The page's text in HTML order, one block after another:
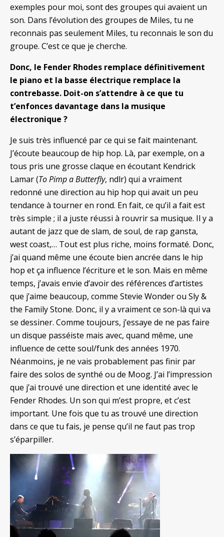
exemples pour moi, sont des groupes qui avaient un
son. Dans l’évolution des groupes de Miles, tu ne
reconnais pas seulement Miles, tu reconnais le son du
groupe. C’est ce que je cherche.
Donc, le Fender Rhodes remplace définitivement
le piano et la basse électrique remplace la
contrebasse. Doit-on s’attendre à ce que tu
t’enfonces davantage dans la musique
électronique ?
Je suis très influencé par ce qui se fait maintenant.
J’écoute beaucoup de hip hop. Là, par exemple, on a
tous pris une grosse claque en écoutant Kendrick
Lamar (To Pimp a Butterfly, ndlr) qui a vraiment
redonné une direction au hip hop qui avait un peu
tendance à tourner en rond. En fait, ce qu’il a fait est
très simple ; il a juste réussi à rouvrir sa musique. Il y a
autant de jazz que de slam, de soul, de rap gansta,
west coast,… Tout est plus riche, moins formaté. Donc,
j’ai quand même une écoute bien ancrée dans le hip
hop et ça influence l’écriture et le son. Mais en même
temps, j’avais envie d’avoir des références d’artistes
que j’aime beaucoup, comme Stevie Wonder ou Sly &
the Family Stone. Donc, il y a vraiment ce son-là qui va
se dessiner. Comme toujours, j’essaye de ne pas faire
un disque passéiste mais avec, quand même, une
influence de cette soul/funk des années 1970.
Néanmoins, je ne vais probablement pas finir par
faire des solos de synthé ou de Moog. J’ai l’impression
que j’ai trouvé une direction et une identité avec le
Fender Rhodes. Un son qui m’est propre, et c’est
important. Une fois que tu as trouvé une direction
dans ce que tu fais, je pense qu’il ne faut pas trop
s’éparpiller.